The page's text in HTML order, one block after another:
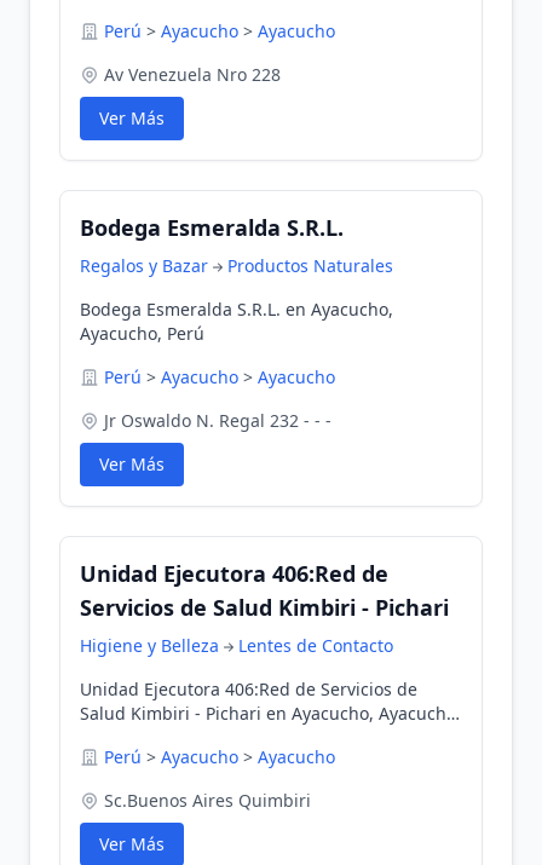
Perú > Ayacucho > Ayacucho
Av Venezuela Nro 228
Ver Más
Bodega Esmeralda S.R.L.
Regalos y Bazar
Productos Naturales
Bodega Esmeralda S.R.L. en Ayacucho,
Ayacucho, Perú
Perú > Ayacucho > Ayacucho
Jr Oswaldo N. Regal 232 - - -
Ver Más
Unidad Ejecutora 406:Red de
Servicios de Salud Kimbiri - Pichari
Higiene y Belleza
Lentes de Contacto
Unidad Ejecutora 406:Red de Servicios de
Salud Kimbiri - Pichari en Ayacucho, Ayacucho,
Perú > Ayacucho > Ayacucho
Sc.Buenos Aires Quimbiri
Ver Más